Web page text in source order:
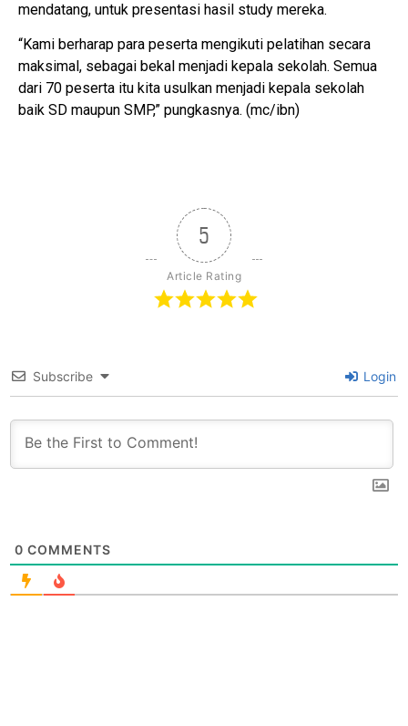
mendatang, untuk presentasi hasil study mereka.
“Kami berharap para peserta mengikuti pelatihan secara
maksimal, sebagai bekal menjadi kepala sekolah. Semua
dari 70 peserta itu kita usulkan menjadi kepala sekolah
baik SD maupun SMP,” pungkasnya. (mc/ibn)
5
Article Rating
Subscribe Login
0 COMMENTS